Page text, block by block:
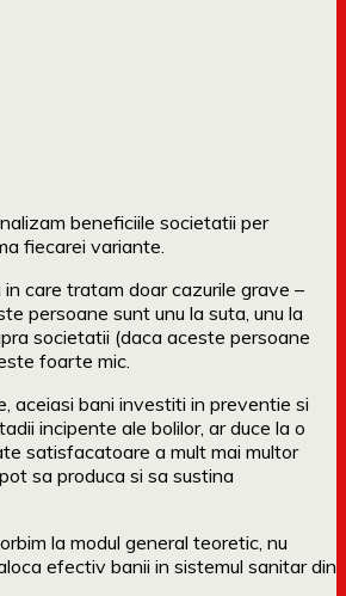
beneficiile societatii per
fiecarei variante.
care tratam doar cazurile grave –
persoane sunt unu la suta, unu la
societatii (daca aceste persoane
foarte mic.
aceiasi bani investiti in preventie si
incipente ale bolilor, ar duce la o
satisfacatoare a mult mai multor
sa produca si sa sustina
la modul general teoretic, nu
efectiv banii in sistemul sanitar din